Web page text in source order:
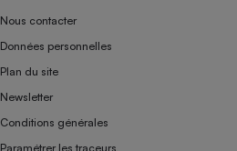
Nous contacter
Données personnelles
Plan du site
Newsletter
Conditions générales
Paramétrer les traceurs